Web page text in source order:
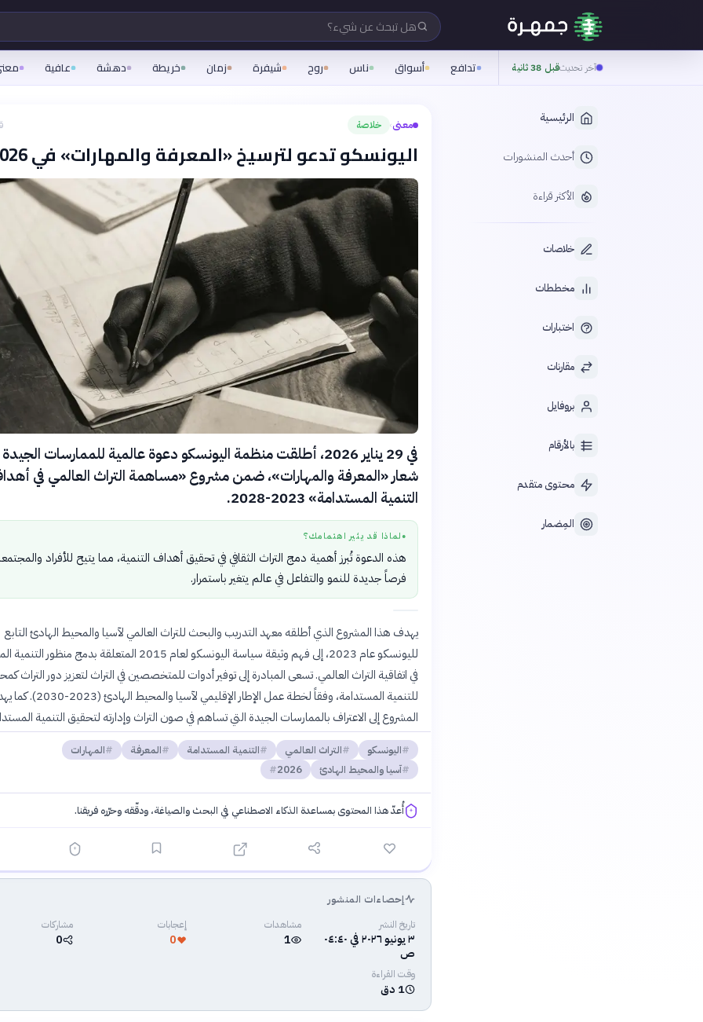
هل تبحث عن شيء؟
آخر تحديثقبل 38 ثانية تدافع أسواق ناس روح شيفرة زمان خريطة دهشة عافية
الرئيسية
أحدث المنشورات
الأكثر قراءة
خلاصات
مخططات
اختبارات
مقارنات
بروفايل
بالأرقام
محتوى متقدم
المِضمار
معنى› خلاصة
اليونسكو تدعو لترسيخ «المعرفة والمهارات» في 2026
في 29 يناير 2026، أطلقت منظمة اليونسكو دعوة عالمية للممارسات
شعار «المعرفة والمهارات»، ضمن مشروع «مساهمة التراث العالمي في
التنمية المستدامة» 2023-2028.
● لماذا قد يثير اهتمامك؟
هذه الدعوة تُبرز أهمية دمج التراث الثقافي في تحقيق أهداف التنمية، مما يتيح للأفراد
فرصاً جديدة للنمو والتفاعل في عالم يتغير باستمرار.
يهدف هذا المشروع الذي أطلقه معهد التدريب والبحث للتراث العالمي لآسيا والمحيط الهادئ التابع
لليونسكو عام 2023، إلى فهم وثيقة سياسة اليونسكو لعام 2015 المتعلقة بدمج
في اتفاقية التراث العالمي. تسعى المبادرة إلى توفير أدوات للمتخصصين في التراث لتعزيز دور التراث
للتنمية المستدامة، وفقاً لخطة عمل الإطار الإقليمي لآسيا
المشروع إلى الاعتراف بالممارسات الجيدة التي تساهم في صون التراث وإدارته لتحقيق التنمية
اليونسكو التراث العالمي التنمية المستدامة المعرفة
المهارات
آسيا والمحيط الهادئ
2026
أُعدّ هذا المحتوى بمساعدة الذكاء الاصطناعي في البحث والصياغة، ودقّقه وحرّره فريقنا.
إحصاءات المنشور
تاريخ النشر
٣ يونيو ٢٠٢٦ في ٠٤:٤٠
ص
مشاهدات
1
إعجابات
0
مشاركات
0
وقت القراءة
1 دق